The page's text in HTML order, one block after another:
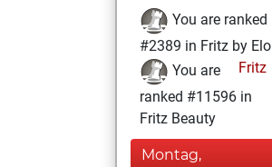
You are ranked
#2389 in Fritz by Elo
Fritz
You are
ranked #11596 in
Fritz Beauty
Montag,